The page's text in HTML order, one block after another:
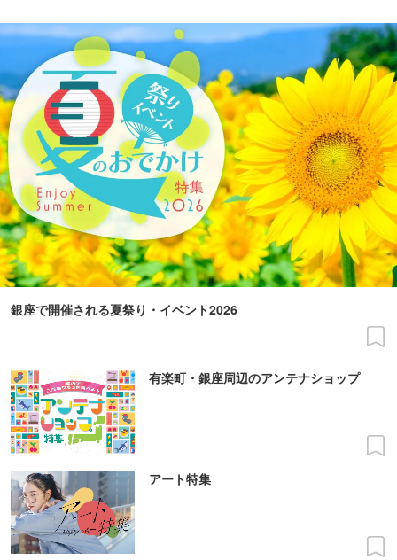
銀座で開催される夏祭り・イベント2026
有楽町・銀座周辺のアンテナショップ
アート特集